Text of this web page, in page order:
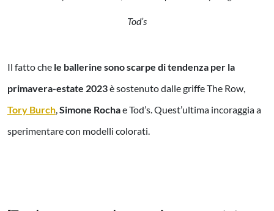
Tod’s
Il fatto che le ballerine sono scarpe di tendenza per la
primavera-estate 2023è sostenuto dalle griffe The Row,
Tory Burch,Simone Rochae Tod’s. Quest’ultima incoraggia a
sperimentare con modelli colorati.